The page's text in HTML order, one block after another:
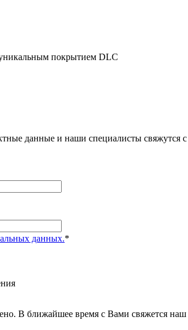
покрытием DLC
данные и наши специалисты свяжутся
данных.*
В ближайшее время с Вами свяжется наш